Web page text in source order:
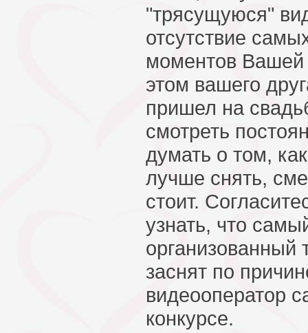
"трясущуюся"
отсутствие
моментов Вашей
этом вашего
пришел на
смотреть
думать о том,
лучше снять,
стоит.
узнать, что
заснят по
видеооператор
конкурсе.